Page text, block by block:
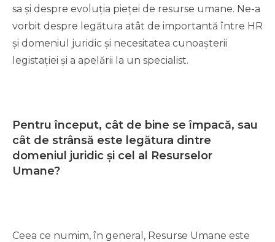
sa și despre evoluția pieței de resurse umane. Ne-a
vorbit despre legătura atât de importantă între HR
și domeniul juridic și necesitatea cunoașterii
legistației și a apelării la un specialist.
Pentru început, cât de bine se împacă, sau
cât de strânsă este legătura dintre
domeniul juridic și cel al Resurselor
Umane?
Ceea ce numim, în general, Resurse Umane este